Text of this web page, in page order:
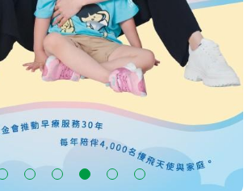
1 2 3 4 5
【60家扶情 南高攜手行】健走大會師
⚠️⚠️⚠️重要公告⚠️⚠️⚠️嚴防公益詐
騙，保護您的善心與愛心捐款
近日詐騙猖獗，提醒捐款人務必留意
詐騙事件。